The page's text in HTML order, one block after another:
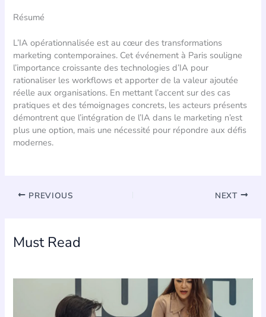
Résumé
L’IA opérationnalisée est au cœur des transformations
marketing contemporaines. Cet événement à Paris souligne
l’importance croissante des technologies d’IA pour
rationaliser les workflows et apporter de la valeur ajoutée
réelle aux organisations. En mettant l’accent sur des cas
pratiques et des témoignages concrets, les acteurs présents
démontrent que l’intégration de l’IA dans le marketing n’est
plus une option, mais une nécessité pour répondre aux défis
modernes.
PREVIOUS NEXT
Must Read